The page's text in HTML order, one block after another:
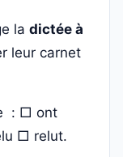
la dictée à
leur carnet
: □ ont
□ relut.